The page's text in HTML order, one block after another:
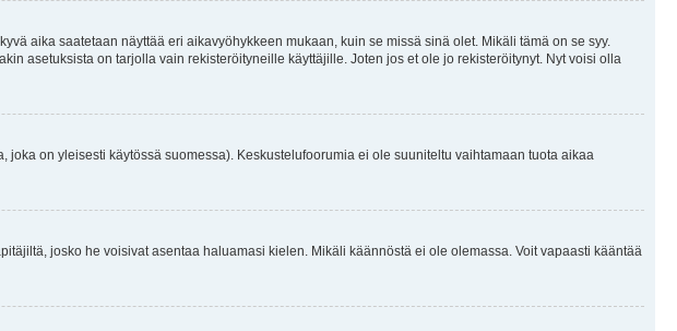
aika saatetaan näyttää eri aikavyöhykkeen mukaan, kuin se missä sinä olet. Mikäli tämä on se syy.
asetuksista on tarjolla vain rekisteröityneille käyttäjille. Joten jos et ole jo rekisteröitynyt. Nyt voisi olla
on yleisesti käytössä suomessa). Keskustelufoorumia ei ole suuniteltu vaihtamaan tuota aikaa
josko he voisivat asentaa haluamasi kielen. Mikäli käännöstä ei ole olemassa. Voit vapaasti kääntää